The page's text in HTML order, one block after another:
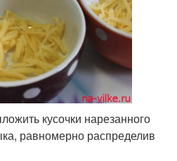
кусочки нарезанного
равномерно распределив